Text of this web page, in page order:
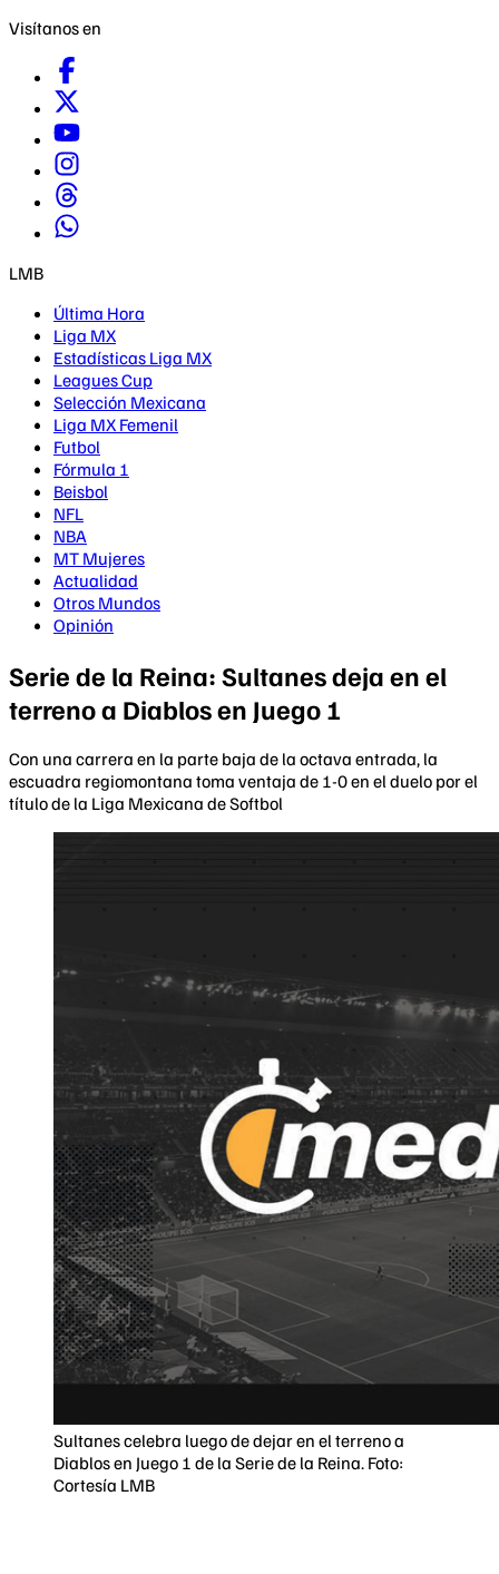
Visítanos en
LMB
Última Hora
Liga MX
Estadísticas Liga MX
Leagues Cup
Selección Mexicana
Liga MX Femenil
Futbol
Fórmula 1
Beisbol
NFL
NBA
MT Mujeres
Actualidad
Otros Mundos
Opinión
Serie de la Reina: Sultanes deja en el
terreno a Diablos en Juego 1
Con una carrera en la parte baja de la octava entrada, la
escuadra regiomontana toma ventaja de 1-0 en el duelo por el
título de la Liga Mexicana de Softbol
Sultanes celebra luego de dejar en el terreno a
Diablos en Juego 1 de la Serie de la Reina. Foto:
Cortesía LMB